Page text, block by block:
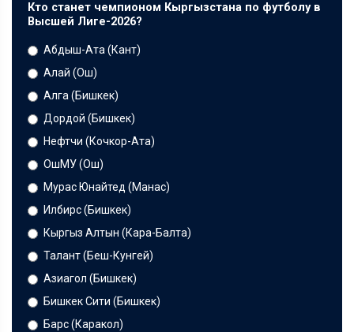
Кто станет чемпионом Кыргызстана по футболу в
Высшей Лиге-2026?
Абдыш-Ата (Кант)
Алай (Ош)
Алга (Бишкек)
Дордой (Бишкек)
Нефтчи (Кочкор-Ата)
ОшМУ (Ош)
Мурас Юнайтед (Манас)
Илбирс (Бишкек)
Кыргыз Алтын (Кара-Балта)
Талант (Беш-Кунгей)
Азиагол (Бишкек)
Бишкек Сити (Бишкек)
Барс (Каракол)